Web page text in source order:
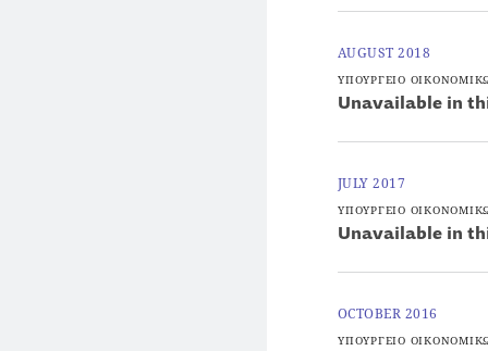
AUGUST 2018
ΥΠΟΥΡΓΕΙΟ
Unavailable in
JULY 2017
ΥΠΟΥΡΓΕΙΟ
Unavailable in
OCTOBER 2016
ΥΠΟΥΡΓΕΙΟ